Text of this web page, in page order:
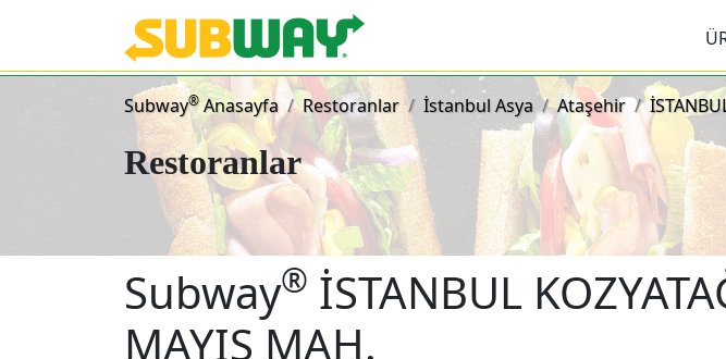
Subway®Anasayfa Restoranlar İstanbul Asya Ataşehir
Restoranlar
Subway® İSTANBUL
MAYIS MAH.